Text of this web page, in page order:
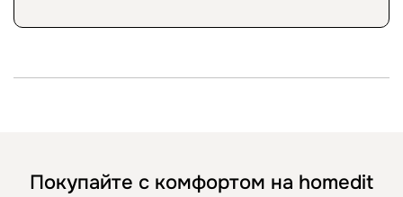
Покупайте с комфортом на homedit